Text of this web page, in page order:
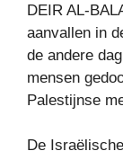
DEIR AL-
aanvallen in
de andere
mensen
Palestijnse
De